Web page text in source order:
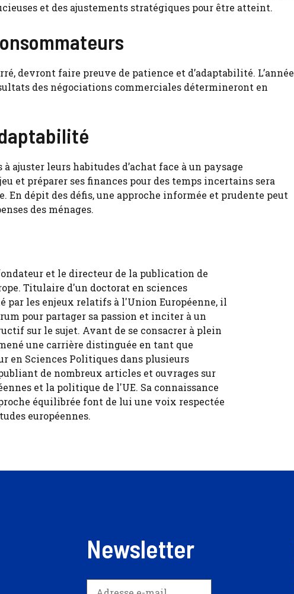
et des ajustements stratégiques pour être atteint.
devront faire preuve de patience et d’adaptabilité. L’année
des négociations commerciales détermineront en
ajuster leurs habitudes d’achat face à un paysage
et préparer ses finances pour des temps incertains sera
dépit des défis, une approche informée et prudente peut
des ménages.
et le directeur de la publication de
Titulaire d'un doctorat en sciences
par les enjeux relatifs à l'Union Européenne, il
pour partager sa passion et inciter à un
sur le sujet. Avant de se consacrer à plein
une carrière distinguée en tant que
en Sciences Politiques dans plusieurs
de nombreux articles et ouvrages sur
et la politique de l'UE. Sa connaissance
équilibrée font de lui une voix respectée
européennes.
Newsletter